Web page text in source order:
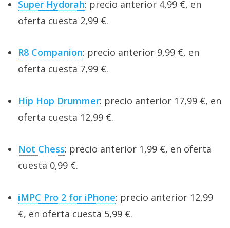
Super Hydorah: precio anterior 4,99 €, en
oferta cuesta 2,99 €.
R8 Companion: precio anterior 9,99 €, en
oferta cuesta 7,99 €.
Hip Hop Drummer: precio anterior 17,99 €, en
oferta cuesta 12,99 €.
Not Chess: precio anterior 1,99 €, en oferta
cuesta 0,99 €.
iMPC Pro 2 for iPhone: precio anterior 12,99
€, en oferta cuesta 5,99 €.